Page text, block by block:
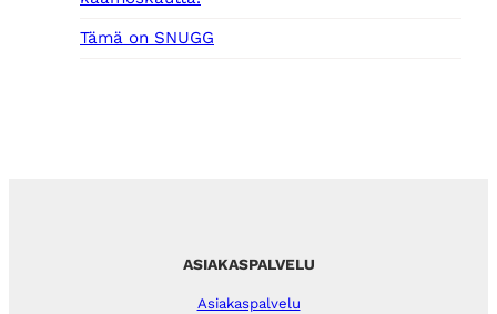
Tämä on SNUGG
ASIAKASPALVELU
Asiakaspalvelu